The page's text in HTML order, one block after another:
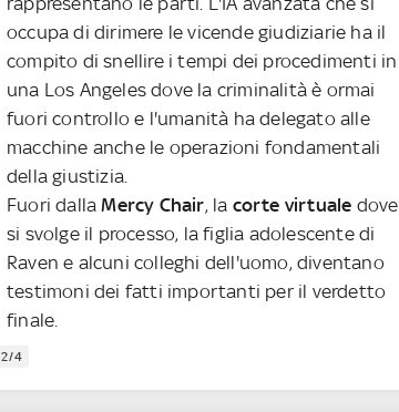
occupa di dirimere le vicende giudiziarie ha il
compito di snellire i tempi dei procedimenti in
una Los Angeles dove la criminalità è ormai
fuori controllo e l'umanità ha delegato alle
macchine anche le operazioni fondamentali
della giustizia.
Fuori dalla Mercy Chair, la corte virtuale dove
si svolge il processo, la figlia adolescente di
Raven e alcuni colleghi dell'uomo, diventano
testimoni dei fatti importanti per il verdetto
finale.
2/4